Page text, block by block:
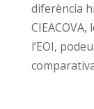
diferència
l’EOI,